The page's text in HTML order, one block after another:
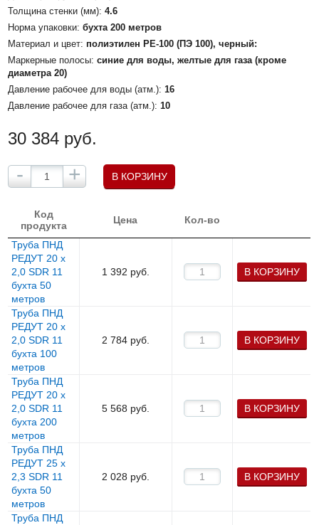
Толщина стенки (мм): 4.6
Норма упаковки: бухта 200 метров
Материал и цвет: полиэтилен PE-100 (ПЭ 100), черный:
Маркерные полосы: синие для воды, желтые для газа (кроме
диаметра 20)
Давление рабочее для воды (атм.): 16
Давление рабочее для газа (атм.): 10
30 384 руб.
- + В КОРЗИНУ
Код
продукта
Цена Кол-во
Труба ПНД
РЕДУТ 20 х
2,0 SDR 11
бухта 50
метров
1 392 руб. В КОРЗИНУ
Труба ПНД
РЕДУТ 20 х
2,0 SDR 11
бухта 100
метров
2 784 руб. В КОРЗИНУ
Труба ПНД
РЕДУТ 20 х
2,0 SDR 11
бухта 200
метров
5 568 руб. В КОРЗИНУ
Труба ПНД
РЕДУТ 25 х
2,3 SDR 11
бухта 50
метров
2 028 руб. В КОРЗИНУ
Труба ПНД